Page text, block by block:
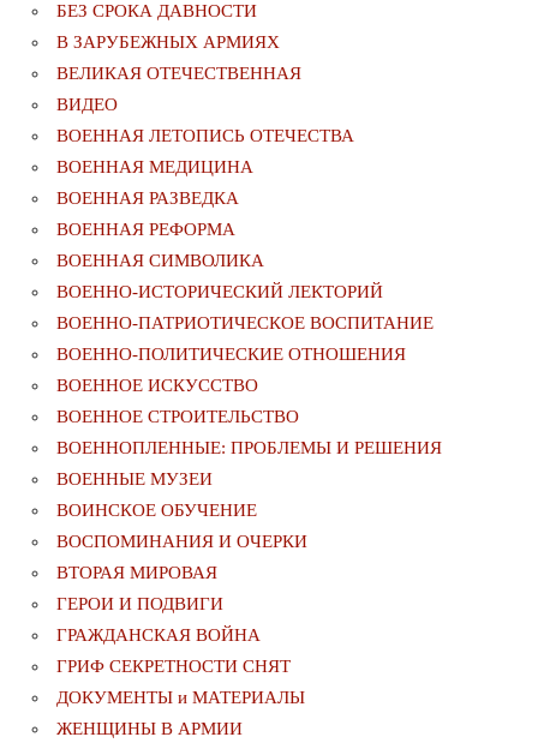
БЕЗ СРОКА ДАВНОСТИ
В ЗАРУБЕЖНЫХ АРМИЯХ
ВЕЛИКАЯ ОТЕЧЕСТВЕННАЯ
ВИДЕО
ВОЕННАЯ ЛЕТОПИСЬ ОТЕЧЕСТВА
ВОЕННАЯ МЕДИЦИНА
ВОЕННАЯ РАЗВЕДКА
ВОЕННАЯ РЕФОРМА
ВОЕННАЯ СИМВОЛИКА
ВОЕННО-ИСТОРИЧЕСКИЙ ЛЕКТОРИЙ
ВОЕННО-ПАТРИОТИЧЕСКОЕ ВОСПИТАНИЕ
ВОЕННО-ПОЛИТИЧЕСКИE ОТНОШЕНИЯ
ВОЕННОЕ ИСКУССТВО
ВОЕННОЕ СТРОИТЕЛЬСТВО
ВОЕННОПЛЕННЫЕ: ПРОБЛЕМЫ И РЕШЕНИЯ
ВОЕННЫЕ МУЗЕИ
ВОИНСКОЕ ОБУЧЕНИЕ
ВОСПОМИНАНИЯ И ОЧЕРКИ
ВТОРАЯ МИРОВАЯ
ГЕРОИ И ПОДВИГИ
ГРАЖДАНСКАЯ ВОЙНА
ГРИФ СЕКРЕТНОСТИ СНЯТ
ДОКУМЕНТЫ и МАТЕРИАЛЫ
ЖЕНЩИНЫ В АРМИИ